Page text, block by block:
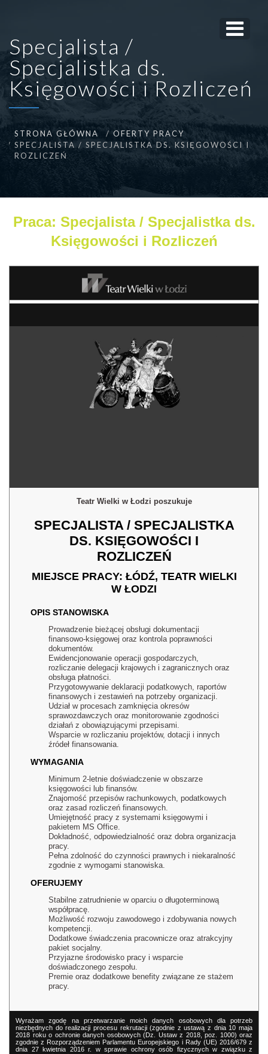
Specjalista /
Specjalistka ds.
Księgowości i Rozliczeń
STRONA GŁÓWNA
OFERTY PRACY
SPECJALISTA / SPECJALISTKA DS. KSIĘGOWOŚCI I
ROZLICZEŃ
Praca: Specjalista / Specjalistka ds.
Księgowości i Rozliczeń
Teatr Wielki w Łodzi poszukuje
SPECJALISTA / SPECJALISTKA
DS. KSIĘGOWOŚCI I
ROZLICZEŃ
MIEJSCE PRACY: ŁÓDŹ, TEATR WIELKI
W ŁODZI
OPIS STANOWISKA
Prowadzenie bieżącej obsługi dokumentacji
finansowo-księgowej oraz kontrola poprawności
dokumentów.
Ewidencjonowanie operacji gospodarczych,
rozliczanie delegacji krajowych i zagranicznych oraz
obsługa płatności.
Przygotowywanie deklaracji podatkowych, raportów
finansowych i zestawień na potrzeby organizacji.
Udział w procesach zamknięcia okresów
sprawozdawczych oraz monitorowanie zgodności
działań z obowiązującymi przepisami.
Wsparcie w rozliczaniu projektów, dotacji i innych
źródeł finansowania.
WYMAGANIA
Minimum 2-letnie doświadczenie w obszarze
księgowości lub finansów.
Znajomość przepisów rachunkowych, podatkowych
oraz zasad rozliczeń finansowych.
Umiejętność pracy z systemami księgowymi i
pakietem MS Office.
Dokładność, odpowiedzialność oraz dobra organizacja
pracy.
Pełna zdolność do czynności prawnych i niekaralność
zgodnie z wymogami stanowiska.
OFERUJEMY
Stabilne zatrudnienie w oparciu o długoterminową
współpracę.
Możliwość rozwoju zawodowego i zdobywania nowych
kompetencji.
Dodatkowe świadczenia pracownicze oraz atrakcyjny
pakiet socjalny.
Przyjazne środowisko pracy i wsparcie
doświadczonego zespołu.
Premie oraz dodatkowe benefity związane ze stażem
pracy.
Wyrażam zgodę na przetwarzanie moich danych osobowych dla potrzeb
niezbędnych do realizacji procesu rekrutacji (zgodnie z ustawą z dnia 10 maja
2018 roku o ochronie danych osobowych (Dz. Ustaw z 2018, poz. 1000) oraz
zgodnie z Rozporządzeniem Parlamentu Europejskiego i Rady (UE) 2016/679 z
dnia 27 kwietnia 2016 r. w sprawie ochrony osób fizycznych w związku z